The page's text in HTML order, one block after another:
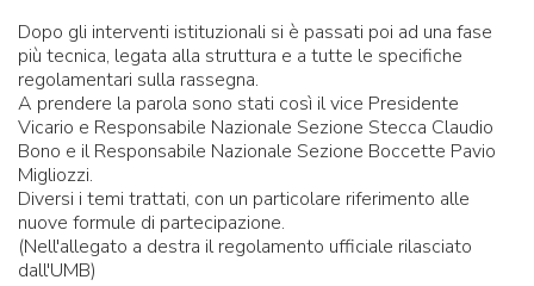
Dopo gli interventi istituzionali si è passati poi ad una fase
più tecnica, legata alla struttura e a tutte le specifiche
regolamentari sulla rassegna.
A prendere la parola sono stati così il vice Presidente
Vicario e Responsabile Nazionale Sezione Stecca Claudio
Bono e il Responsabile Nazionale Sezione Boccette Pavio
Migliozzi.
Diversi i temi trattati, con un particolare riferimento alle
nuove formule di partecipazione.
(Nell'allegato a destra il regolamento ufficiale rilasciato
dall'UMB)